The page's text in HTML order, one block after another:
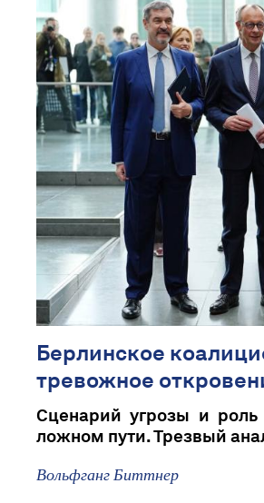
Берлинское
тревожное
Сценарий угрозы и
ложном пути. Трезвый
Вольфганг Биттнер